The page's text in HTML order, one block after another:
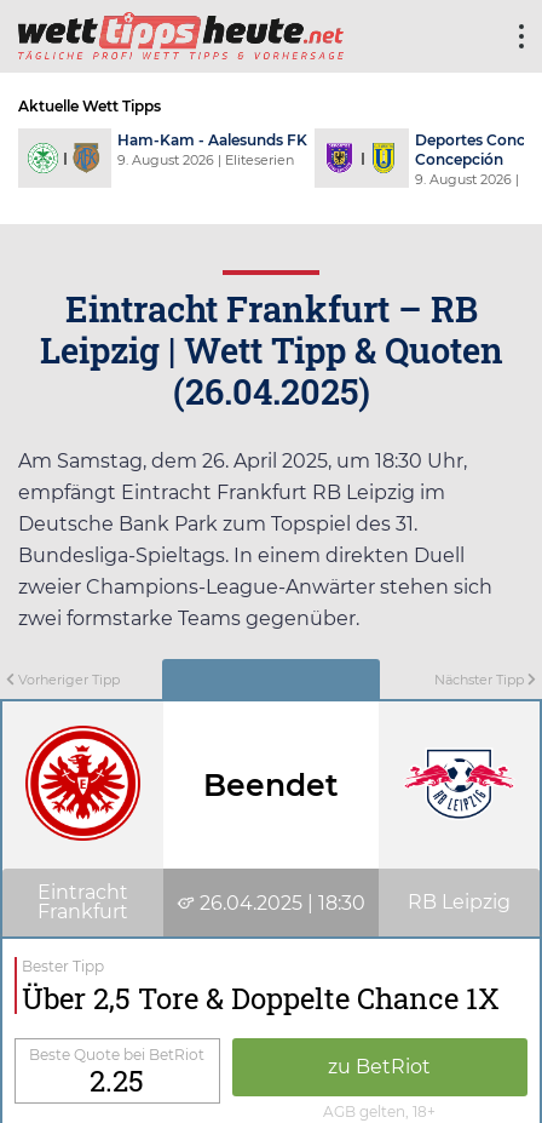
Aktuelle Wett Tipps
Ham-Kam - Aalesunds FK
9. August 2026| Eliteserien
Deportes
Concepción
9. August 2026 |
Eintracht Frankfurt – RB
Leipzig | Wett Tipp & Quoten
(26.04.2025)
Am Samstag, dem 26. April 2025, um 18:30 Uhr,
empfängt Eintracht Frankfurt RB Leipzig im
Deutsche Bank Park zum Topspiel des 31.
Bundesliga-Spieltags. In einem direkten Duell
zweier Champions-League-Anwärter stehen sich
zwei formstarke Teams gegenüber.
Vorheriger Tipp Nächster Tipp
Beendet
Eintracht
Frankfurt
26.04.2025 | 18:30 RB Leipzig
Bester Tipp
Über 2,5 Tore & Doppelte Chance 1X
Beste Quote bei BetRiot
2.25 zu BetRiot
AGB gelten, 18+